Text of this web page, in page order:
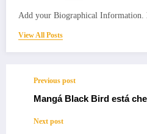
Add your Biographical Information.
View All Posts
Previous post
Mangá Black Bird está
Next post